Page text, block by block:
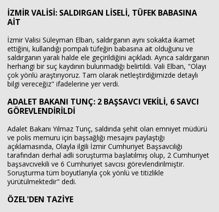
İZMİR VALİSİ: SALDIRGAN LİSELİ, TÜFEK BABASINA
AİT
İzmir Valisi Süleyman Elban, saldırganın aynı sokakta ikamet
ettiğini, kullandığı pompalı tüfeğin babasına ait olduğunu ve
saldırganın yaralı halde ele geçirildiğini açıkladı. Ayrıca saldırganın
herhangi bir suç kaydının bulunmadığı belirtildi. Vali Elban, "Olayı
çok yönlü araştırıyoruz. Tam olarak netleştirdiğimizde detaylı
bilgi vereceğiz" ifadelerine yer verdi.
ADALET BAKANI TUNÇ: 2 BAŞSAVCI VEKİLİ, 6 SAVCI
GÖREVLENDİRİLDİ
Adalet Bakanı Yılmaz Tunç, saldırıda şehit olan emniyet müdürü
ve polis memuru için başsağlığı mesajını paylaştığı
açıklamasında, Olayla ilgili İzmir Cumhuriyet Başsavcılığı
tarafından derhal adli soruşturma başlatılmış olup, 2 Cumhuriyet
başsavcıvekili ve 6 Cumhuriyet savcısı görevlendirilmiştir.
Soruşturma tüm boyutlarıyla çok yönlü ve titizlikle
yürütülmektedir" dedi.
ÖZEL'DEN TAZİYE